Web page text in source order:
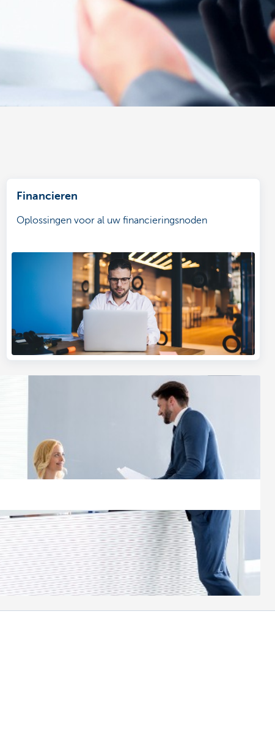
Financieren
Oplossingen voor al uw financieringsnoden